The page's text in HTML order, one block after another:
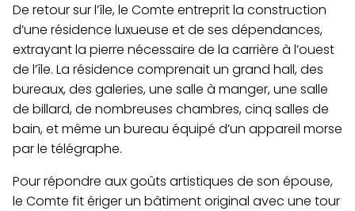
De retour sur l’île, le Comte entreprit la construction
d’une résidence luxueuse et de ses dépendances,
extrayant la pierre nécessaire de la carrière à l’ouest
de l’île. La résidence comprenait un grand hall, des
bureaux, des galeries, une salle à manger, une salle
de billard, de nombreuses chambres, cinq salles de
bain, et même un bureau équipé d’un appareil morse
par le télégraphe.
Pour répondre aux goûts artistiques de son épouse,
le Comte fit ériger un bâtiment original avec une tour